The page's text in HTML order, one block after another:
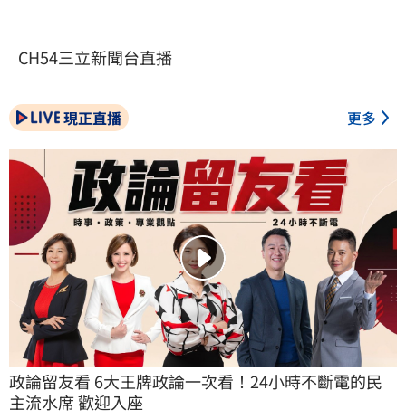
CH54三立新聞台直播
現正直播 更多
政論留友看 6大王牌政論一次看！24小時不斷電的民
主流水席 歡迎入座